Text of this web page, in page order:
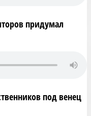
придумал
под венец